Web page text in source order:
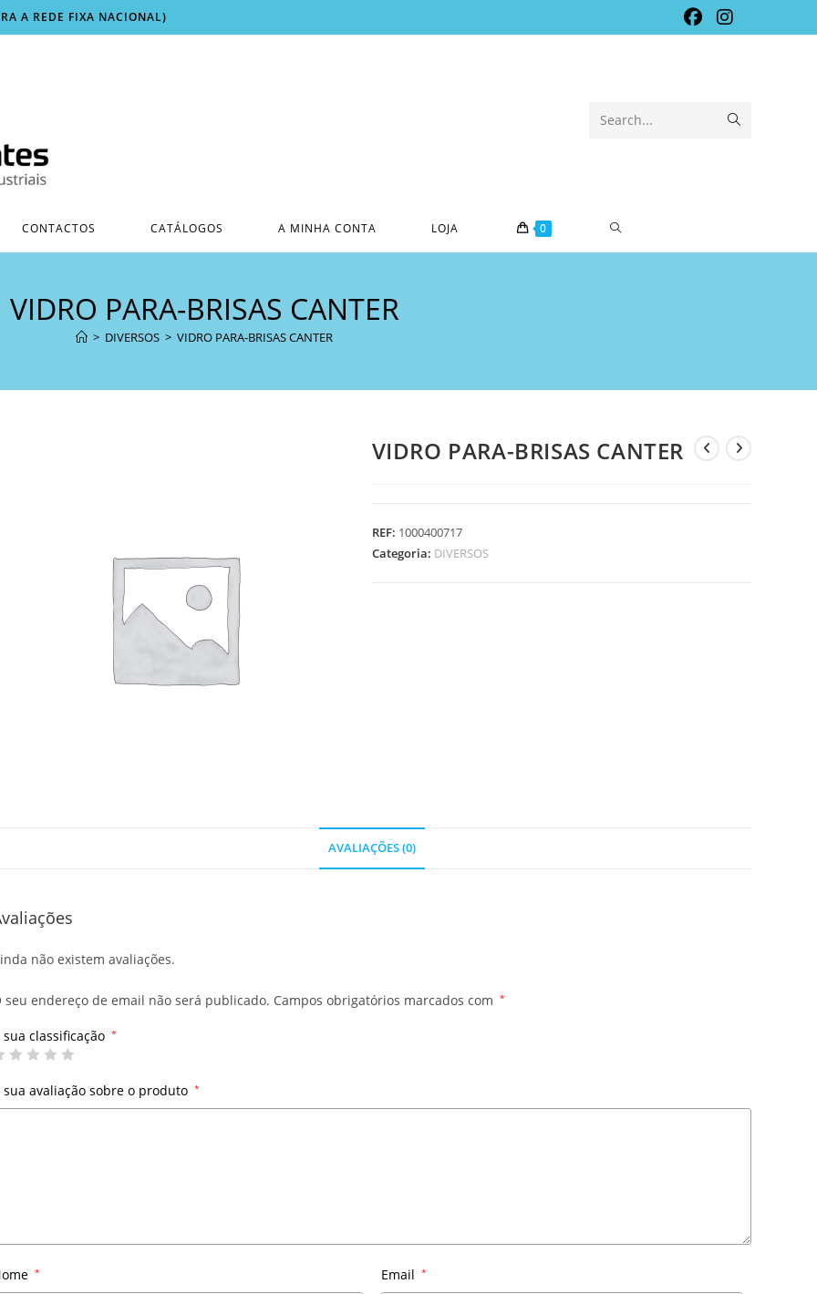
A REDE FIXA NACIONAL)
Search...
CONTACTOS CATÁLOGOS A MINHA CONTA LOJA 0 TOGGLE
VIDRO PARA-BRISAS CANTER
> DIVERSOS > VIDRO PARA-BRISAS CANTER
VIDRO PARA-BRISAS CANTER
REF: 1000400717
Categoria: DIVERSOS
AVALIAÇÕES (0)
não existem avaliações.
seu endereço de email não será publicado. Campos obrigatórios marcados com *
sua classificação *
sua avaliação sobre o produto *
* Email *